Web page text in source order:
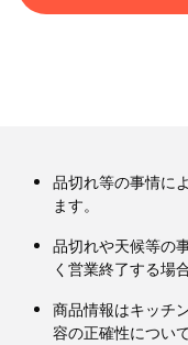
品切れ等の事情に
ます。
品切れや天候等の
く営業終了する場
商品情報はキッチ
容の正確性につい